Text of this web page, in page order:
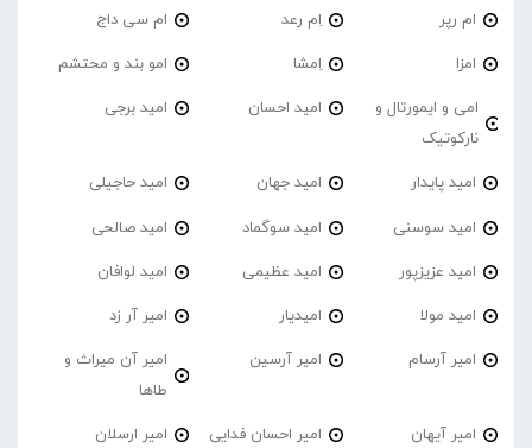
ام رپر اِم رعد ام سی داج
امزا اِمشا امو بند و محتشم
امی و ایمورتال و
نارکوتیک
امید احسان امید برجی
امید پایدار امید جهان امید حاجیلی
امید سوسنی امید سوگماد امید صالحی
امید عزیزپور امید عظیمی امید لوافان
امید مولا امیدیار امیر آر زد
امیر آرسام امیر آرسین
امیر آن میراث و
طاها
امیر آیهان امیر احسان فدایی امیر ارسلان